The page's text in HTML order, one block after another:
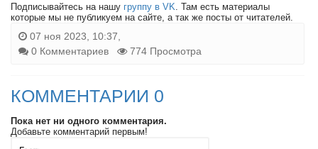
Подписывайтесь на нашу группу в VK . Там есть материалы
которые мы не публикуем на сайте, а так же посты от читателей.
07 ноя 2023, 10:37,
0 Комментариев
774 Просмотра
КОММЕНТАРИИ 0
Пока нет ни одного комментария.
Добавьте комментарий первым!